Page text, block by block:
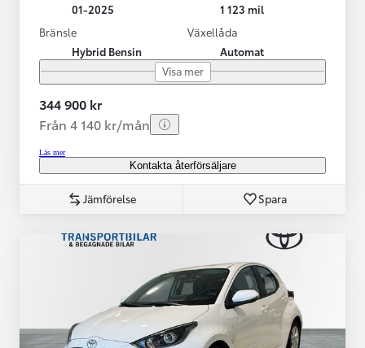
01-2025
1 123 mil
Bränsle
Hybrid Bensin
Växellåda
Automat
Visa mer
344 900 kr
Från 4 140 kr/mån
Läs mer
Kontakta återförsäljare
Jämförelse Spara